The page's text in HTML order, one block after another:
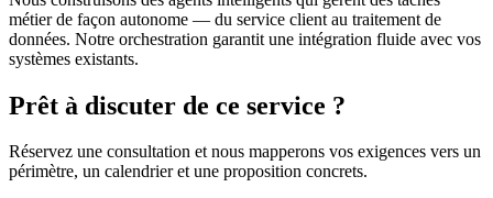
métier de façon autonome — du service client au traitement de
données. Notre orchestration garantit une intégration fluide avec vos
systèmes existants.
Prêt à discuter de ce service ?
Réservez une consultation et nous mapperons vos exigences vers un
périmètre, un calendrier et une proposition concrets.